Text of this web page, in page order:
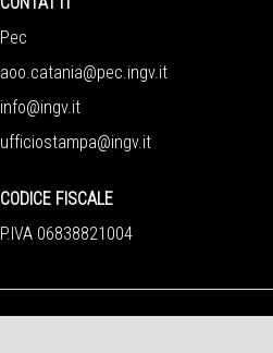
Pec
aoo.catania@pec.ingv.it
info@ingv.it
ufficiostampa@ingv.it
CODICE FISCALE
P.IVA 06838821004